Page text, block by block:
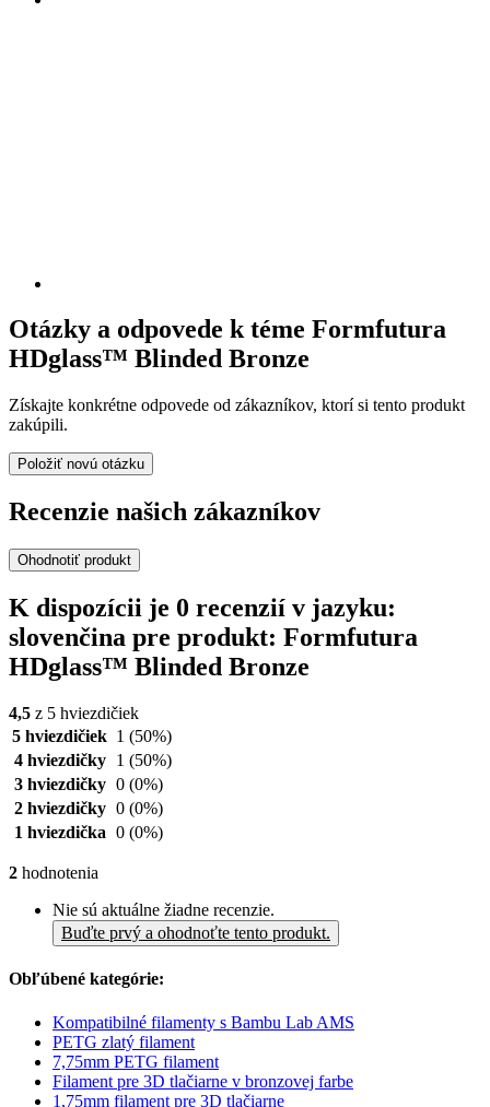
Otázky a odpovede k téme Formfutura
HDglass™ Blinded Bronze
Získajte konkrétne odpovede od zákazníkov, ktorí si tento produkt
zakúpili.
Položiť novú otázku
Recenzie našich zákazníkov
Ohodnotiť produkt
K dispozícii je 0 recenzií v jazyku:
slovenčina pre produkt: Formfutura
HDglass™ Blinded Bronze
4,5 z 5 hviezdičiek
5 hviezdičiek 1 (50%)
4 hviezdičky
1 (50%)
3 hviezdičky 0 (0%)
2 hviezdičky 0 (0%)
1 hviezdička 0 (0%)
2 hodnotenia
Nie sú aktuálne žiadne recenzie.
Buďte prvý a ohodnoťte tento produkt.
Obľúbené kategórie:
Kompatibilné filamenty s Bambu Lab AMS
PETG zlatý filament
7,75mm PETG filament
Filament pre 3D tlačiarne v bronzovej farbe
1,75mm filament pre 3D tlačiarne